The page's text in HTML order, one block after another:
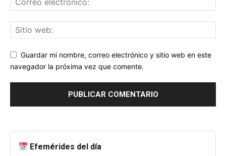
Guardar mi nombre, correo electrónico y sitio web en este
navegador la próxima vez que comente.
Efemérides del día